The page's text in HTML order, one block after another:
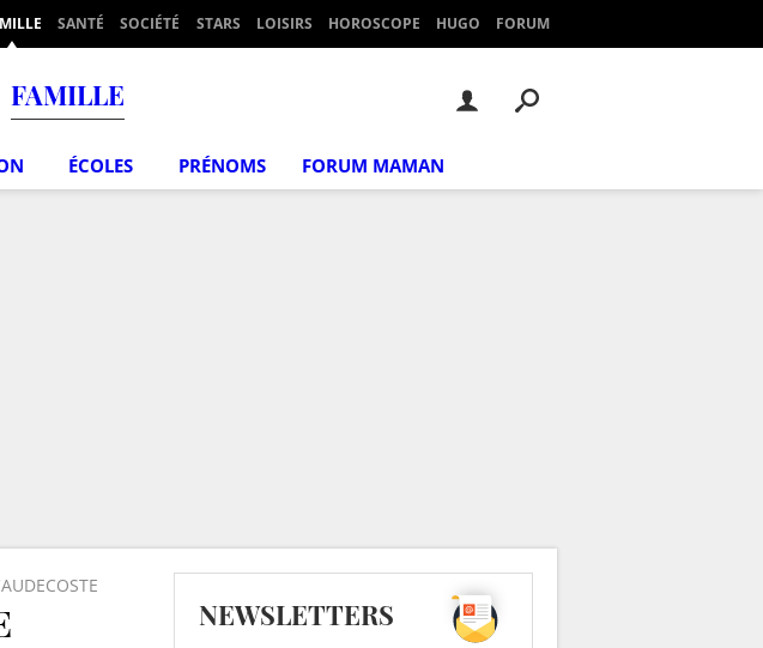
SANTÉ SOCIÉTÉ STARS LOISIRS HOROSCOPE HUGO FORUM
FAMILLE
ÉCOLES PRÉNOMS FORUM MAMAN
NEWSLETTERS